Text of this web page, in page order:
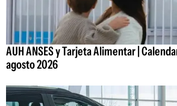
AUH ANSES y Tarjeta Alimentar |
agosto 2026